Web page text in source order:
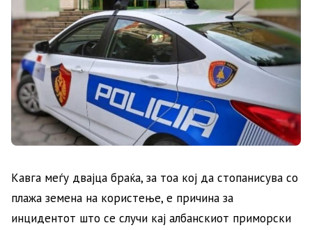
Кавга меѓу двајца браќа, за тоа кој да стопанисува со
плажа земена на користење, е причина за
инцидентот што се случи кај албанскиот приморски